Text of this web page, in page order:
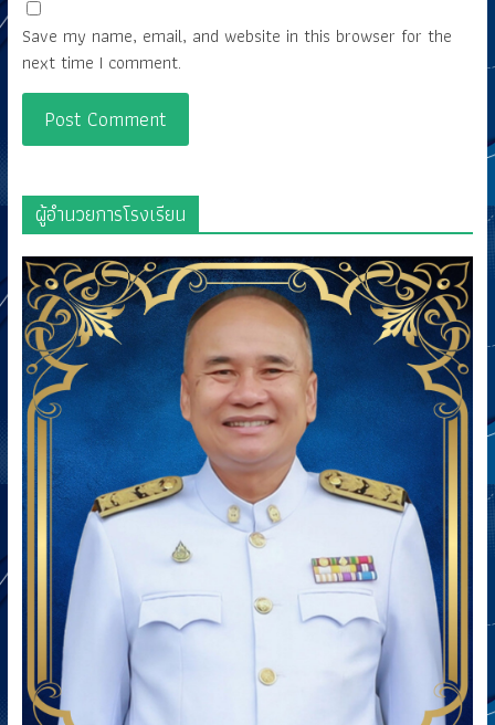
Save my name, email, and website in this browser for the
next time I comment.
ผู้อำนวยการโรงเรียน